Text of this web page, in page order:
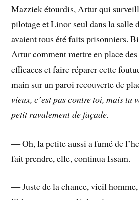
Mazziek étourdis, Artur qui
pilotage et Linor seul dans la salle
avaient tous été faits prisonniers.
Artur comment mettre en place
efficaces et faire réparer cette
main sur un paroi recouverte de
vieux, c’est pas contre toi, mais tu
petit ravalement de façade.
― Oh, la petite aussi a fumé de
fait prendre, elle, continua Issam.
― Juste de la chance, vieil